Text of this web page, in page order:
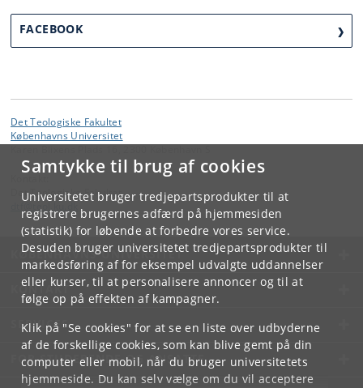
Samtykke til brug af cookies
Universitetet bruger tredjepartsprodukter til at
registrere brugernes adfærd på hjemmesiden
(statistik) for løbende at forbedre vores service.
Desuden bruger universitetet tredjepartsprodukter til
markedsføring af for eksempel udvalgte uddannelser
eller kurser, til at personalisere annoncer og til at
følge op på effekten af kampagner.
Klik på "Se cookies" for at se en liste over udbyderne
af de forskellige cookies, som kan blive gemt på din
computer eller mobil, når du bruger universitetets
hjemmeside. Du kan selv vælge om du vil acceptere
FACEBOOK
Det Teologiske Fakultet
Københavns Universitet
Det Teologiske Fakultet
KØBENHAVNS UNIVERSITET
KONTAKT
SERVICES
FOR STUDERENDE OG ANSATTE